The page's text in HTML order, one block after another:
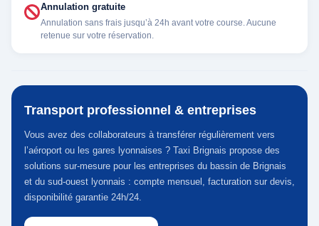
Annulation gratuite
Annulation sans frais jusqu’à 24h avant votre course. Aucune
retenue sur votre réservation.
Transport professionnel & entreprises
Vous avez des collaborateurs à transférer régulièrement vers
l’aéroport ou les gares lyonnaises ? Taxi Brignais propose des
solutions sur-mesure pour les entreprises du bassin de Brignais
et du sud-ouest lyonnais : compte mensuel, facturation sur devis,
disponibilité garantie 24h/24.